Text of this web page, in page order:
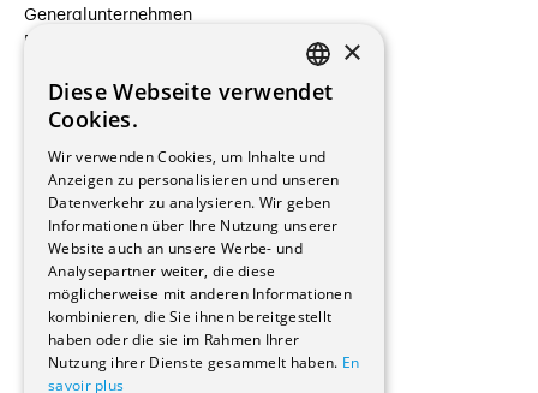
Generalunternehmen
Beauftragte Unternehmen
Hersteller/Lieferanten
Bauherrschaften
Immobilienverwaltungsgesellschaften
Stockwerkeigentum
Reportagen
Wohnungen
Renovierungen
Innere Umbauten
Gastgewerbe und Tourismus
Verwaltungsgebäude und Geschäfte
Schuleinrichtungen
Medizinische Einrichtungen
FRENCH
×
Diese Webseite verwendet
Cookies.
Wir verwenden Cookies, um Inhalte und
Anzeigen zu personalisieren und unseren
Datenverkehr zu analysieren. Wir geben
Informationen über Ihre Nutzung unserer
Website auch an unsere Werbe- und
Analysepartner weiter, die diese
möglicherweise mit anderen Informationen
kombinieren, die Sie ihnen bereitgestellt
haben oder die sie im Rahmen Ihrer
Nutzung ihrer Dienste gesammelt haben. En
savoir plus